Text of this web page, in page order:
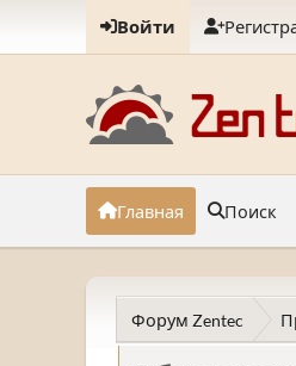
Войти
Главная Поиск
Форум Zentec